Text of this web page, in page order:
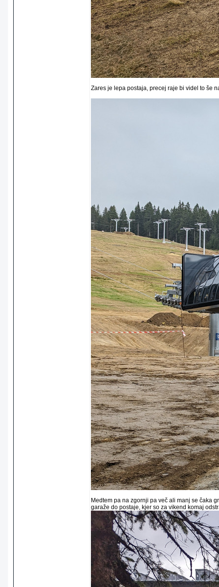
Zares je lepa postaja, precej raje bi videl to še
Medtem pa na zgornji pa več ali manj se čaka
garaže do postaje, kjer so za vikend komaj